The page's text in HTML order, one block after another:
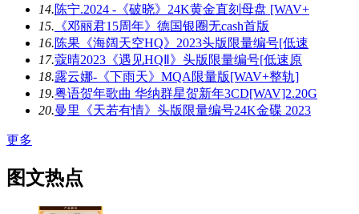
14.陈宁.2024 -《破晓》24K黄金直刻母盘 [WAV+
15. 《邓丽君15周年》德国银圈无cash首版
16.陈果《海阔天空HQ》2023头版限量编号[低速
17.蔻晴2023《遇见HQⅡ》头版限量编号[低速原
18.露云娜-《下雨天》MQA限量版[WAV+整轨]
19.粤语贺年歌曲 华纳群星贺新年3CD[WAV]2.20G
20.曼里《天若有情》头版限量编号24K金碟 2023
更多
图文热点